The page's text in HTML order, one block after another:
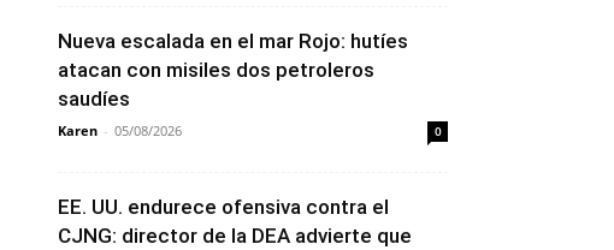
Nueva escalada en el mar Rojo: hutíes
atacan con misiles dos petroleros
saudíes
Karen - 05/08/2026 0
EE. UU. endurece ofensiva contra el
CJNG: director de la DEA advierte que